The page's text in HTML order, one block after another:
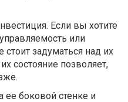
Если вы хотите
или
задуматься над их
состояние позволяет,
боковой стенке и